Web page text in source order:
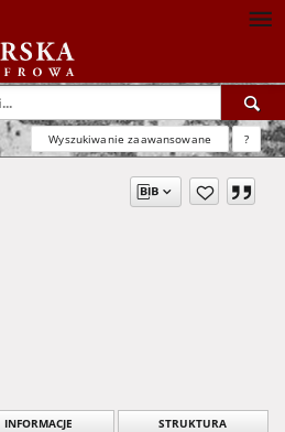
Wyszukiwanie zaawansowane ?
INFORMACJE STRUKTURA